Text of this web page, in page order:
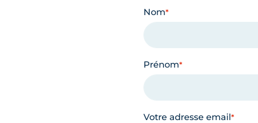
Nom
Prénom
Votre adresse email